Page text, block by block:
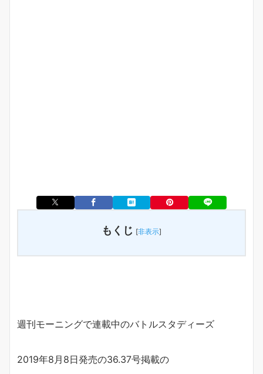
もくじ [非表示]
週刊モーニングで連載中のバトルスタディーズ
2019年8月8日発売の36.37号掲載の